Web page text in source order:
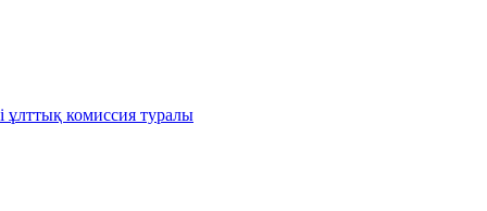
ұлттық комиссия туралы